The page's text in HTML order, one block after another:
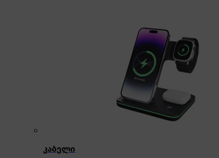
კაბელი